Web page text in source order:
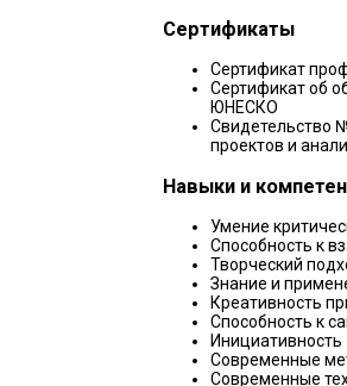
Сертификаты
Сертификат
Сертификат об
ЮНЕСКО
Свидетельство
проектов и
Навыки и
Умение
Способность к
Творческий
Знание и
Креативность
Способность к
Инициативность
Современные
Современные